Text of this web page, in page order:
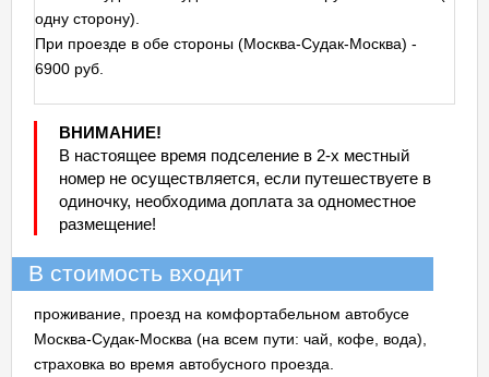
одну сторону).
При проезде в обе стороны (Москва-Судак-Москва) -
6900 руб.
ВНИМАНИЕ!
В настоящее время подселение в 2-х местный
номер не осуществляется, если путешествуете в
одиночку, необходима доплата за одноместное
размещение!
В стоимость входит
проживание, проезд на комфортабельном автобусе
Москва-Судак-Москва (на всем пути: чай, кофе, вода),
страховка во время автобусного проезда.